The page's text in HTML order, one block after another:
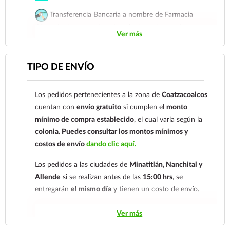
Transferencia Bancaria a nombre de Farmacia
cuenta: Clave: 014854655008143954
Para esta forma de pago el cliente deberá enviar su
comprobante de pago a al siguiente correo
nuestro
921 261 8491
Ver más
TIPO DE ENVÍO
Los pedidos pertenecientes a la zona deCoatzacoalcos
cuentan conenvío gratuito si cumplen elmonto
mínimo de compra establecido, el cual varía según la
colonia. Puedes consultar los montos mínimos y
costos de envíodando clic aquí.
Los pedidos a las ciudades de Minatitlán, Nanchital y
Allende si se realizan antes de las 15:00 hrs, se
entregaránel mismo día y tienen un costo de envío.
Los pedidos de otras localidades se envían mediante
.Sólo hacemos envíos en el territorio
Ver más